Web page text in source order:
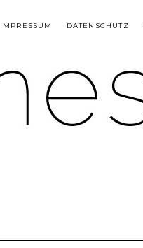
IMPRESSUM DATENSCHUTZ